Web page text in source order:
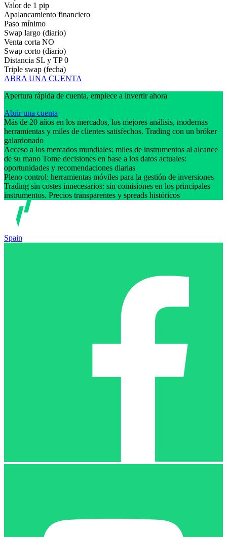
Valor de 1 pip
Apalancamiento financiero
Paso mínimo
Swap largo (diario)
Venta corta NO
Swap corto (diario)
Distancia SL y TP 0
Triple swap (fecha)
ABRA UNA CUENTA
Apertura rápida de cuenta, empiece a invertir ahora
Abrir una cuenta
Más de 20 años en los mercados, los mejores análisis, modernas
herramientas y miles de clientes satisfechos. Trading con un bróker
galardonado
Acceso a los mercados mundiales: miles de instrumentos al alcance
de su mano Tome decisiones en base a los datos actuales:
oportunidades y recomendaciones diarias
Pleno control: herramientas móviles para la gestión de inversiones
Trading sin costes innecesarios: sin comisiones en los principales
instrumentos. Precios transparentes y spreads históricos
Spain